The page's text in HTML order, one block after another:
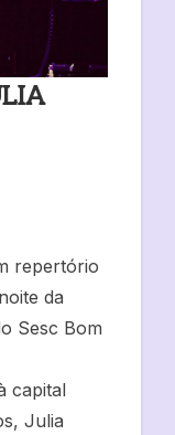
repertório
da
Sesc Bom
capital
Julia